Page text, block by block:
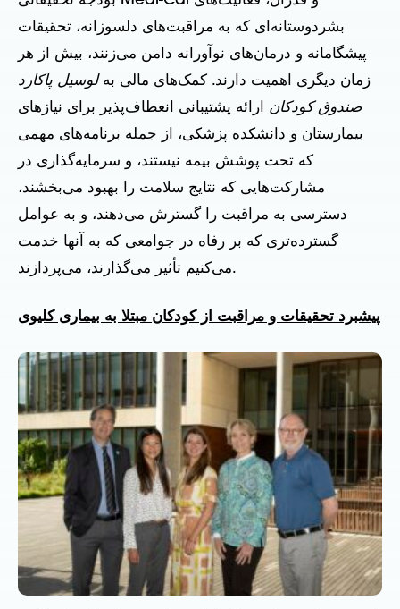
بشردوستانه‌ای که به مراقبت‌های دلسوزانه، تحقیقات
پیشگامانه و درمان‌های نوآورانه دامن می‌زنند، بیش از هر
زمان دیگری اهمیت دارند. کمک‌های مالی بهلوسیل پاکارد
صندوق کودکان ارائه پشتیبانی انعطاف‌پذیر برای نیازهای
بیمارستان و دانشکده پزشکی، از جمله برنامه‌های مهمی
که تحت پوشش بیمه نیستند، و سرمایه‌گذاری در
مشارکت‌هایی که نتایج سلامت را بهبود می‌بخشند،
دسترسی به مراقبت را گسترش می‌دهند، و به عوامل
گسترده‌تری که بر رفاه در جوامعی که به آنها خدمت
می‌کنیم تأثیر می‌گذارند، می‌پردازند.
پیشبرد تحقیقات و مراقبت از کودکان مبتلا به بیماری کلیوی